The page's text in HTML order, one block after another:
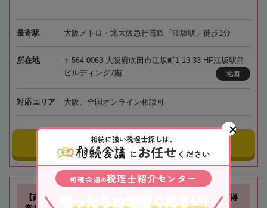
最寄駅 大阪メトロ・北大阪急行電鉄「江坂駅」徒歩1分
所在地
〒564-0063 大阪府吹田市江坂町1-13-33 HF江坂駅前
ビルディング7階
地図
対応エリア 大阪、全国オンライン相談可
事務所にメールする
【南方駅徒歩1分】不動産に関する相続や相続税対策が得
相続に強い税理士探しは、
にお任せ ください
相続会議の税理士紹介センター